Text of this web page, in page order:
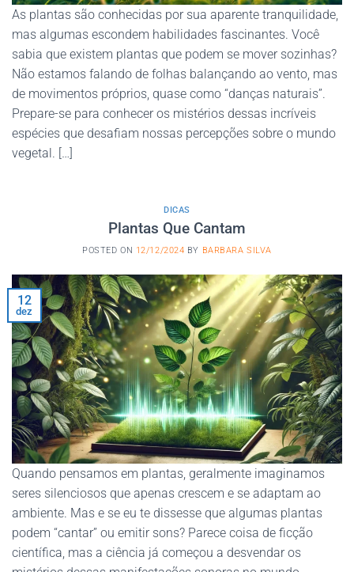
As plantas são conhecidas por sua aparente tranquilidade,
mas algumas escondem habilidades fascinantes. Você
sabia que existem plantas que podem se mover sozinhas?
Não estamos falando de folhas balançando ao vento, mas
de movimentos próprios, quase como “danças naturais”.
Prepare-se para conhecer os mistérios dessas incríveis
espécies que desafiam nossas percepções sobre o mundo
vegetal. […]
DICAS
Plantas Que Cantam
POSTED ON 12/12/2024 BY BARBARA SILVA
12
dez
Quando pensamos em plantas, geralmente imaginamos
seres silenciosos que apenas crescem e se adaptam ao
ambiente. Mas e se eu te dissesse que algumas plantas
podem “cantar” ou emitir sons? Parece coisa de ficção
científica, mas a ciência já começou a desvendar os